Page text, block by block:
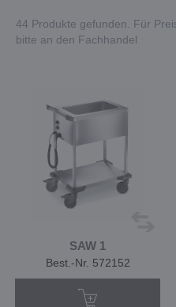
44 Produkte gefunden. Für
bitte an den Fachhandel
SAW 1
Best.-Nr. 572152